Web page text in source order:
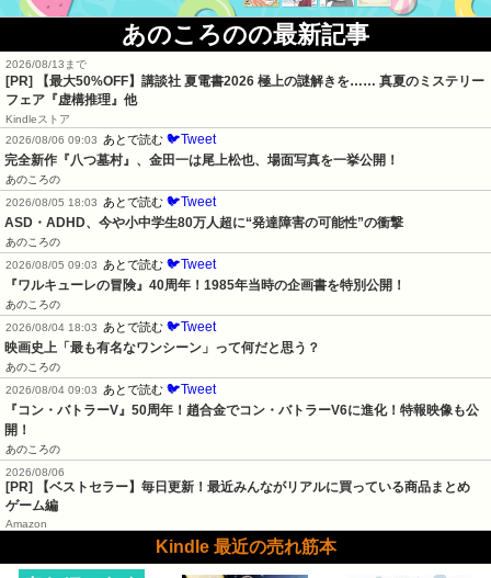
あのころのの最新記事
2026/08/13まで
[PR] 【最大50%OFF】講談社 夏電書2026 極上の謎解きを…… 真夏のミステリー
フェア『虚構推理』他
Kindleストア
2026/08/06 09:03
あとで読む 🐦Tweet
完全新作『八つ墓村』、金田一は尾上松也、場面写真を一挙公開！
あのころの
2026/08/05 18:03
あとで読む 🐦Tweet
ASD・ADHD、今や小中学生80万人超に“発達障害の可能性”の衝撃
あのころの
2026/08/05 09:03
あとで読む 🐦Tweet
『ワルキューレの冒険』40周年！1985年当時の企画書を特別公開！
あのころの
2026/08/04 18:03
あとで読む 🐦Tweet
映画史上「最も有名なワンシーン」って何だと思う？
あのころの
2026/08/04 09:03
あとで読む 🐦Tweet
『コン・バトラーV』50周年！趙合金でコン・バトラーV6に進化！特報映像も公
開！
あのころの
2026/08/06
[PR] 【ベストセラー】毎日更新！最近みんながリアルに買っている商品まとめ
ゲーム編
Amazon
Kindle 最近の売れ筋本